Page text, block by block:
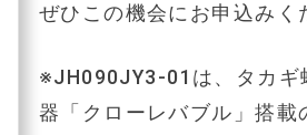
ぜひこの機会にお申込みく
※JH090JY3-01は、タカギ
器「クローレバブル」搭載